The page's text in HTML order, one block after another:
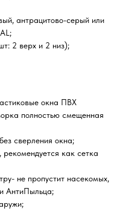
антрацитово-серый или
2 верх и 2 низ);
окна ПВХ
полностью смещенная
сверления окна;
как сетка
не пропустит насекомых,
АнтиПыльца;